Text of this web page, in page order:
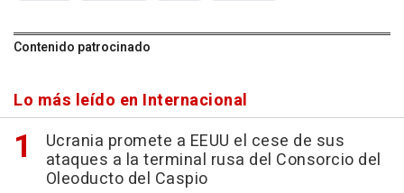
Contenido patrocinado
Lo más leído en Internacional
Ucrania promete a EEUU el cese de sus
ataques a la terminal rusa del Consorcio del
Oleoducto del Caspio